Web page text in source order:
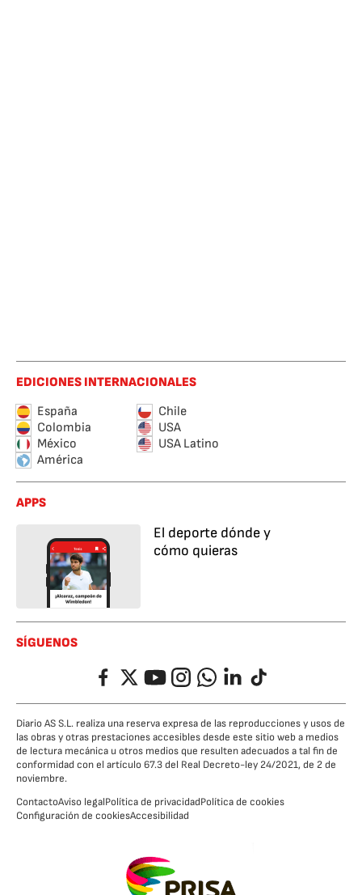
EDICIONES INTERNACIONALES
España
Chile
Colombia
USA
México
USA Latino
América
APPS
El deporte dónde y
cómo quieras
SÍGUENOS
FacebookTwitterYouTubeInstagramWhatsappLinkedIn
TikTok
Diario AS S.L. realiza una reserva expresa de las reproducciones y usos de
las obras y otras prestaciones accesibles desde este sitio web a medios
de lectura mecánica u otros medios que resulten adecuados a tal fin de
conformidad con el artículo 67.3 del Real Decreto-ley 24/2021, de 2 de
noviembre.
ContactoAviso legalPolítica de privacidadPolítica de cookies
Configuración de cookiesAccesibilidad